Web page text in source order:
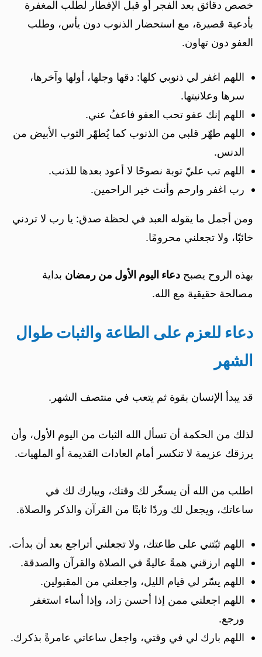
خصص دقائق بعد الفجر أو قبل الإفطار لطلب المغفرة
بأدعية قصيرة، مع استحضار الذنوب دون يأس، وطلب
العفو دون تهاون.
اللهم اغفر لي ذنوبي كلها: دقها وجلها، أولها وآخرها،
سرها وعلانيتها.
اللهم إنك عفو تحب العفو فاعفُ عني.
اللهم طهّر قلبي من الذنوب كما يُطهّر الثوب الأبيض من
الدنس.
اللهم تب عليّ توبة نصوحًا لا أعود بعدها للذنب.
رب اغفر وارحم وأنت خير الراحمين.
ومن أجمل ما يقوله العبد في لحظة صدق: يا رب لا تردني
خائبًا، ولا تجعلني محرومًا.
بهذه الروح يصبح دعاء اليوم الأول من رمضان بداية
مصالحة حقيقية مع الله.
دعاء للعزم على الطاعة والثبات طوال
الشهر
قد يبدأ الإنسان بقوة ثم يتعب في منتصف الشهر.
لذلك من الحكمة أن تسأل الله الثبات من اليوم الأول، وأن
يرزقك عزيمة لا تنكسر أمام العادات القديمة أو الملهيات.
اطلب من الله أن يسخّر لك وقتك، ويبارك لك في
ساعاتك، ويجعل لك وردًا ثابتًا من القرآن والذكر والصلاة.
اللهم ثبّتني على طاعتك، ولا تجعلني أتراجع بعد أن بدأت.
اللهم ارزقني همةً عاليةً في الصلاة والقرآن والصدقة.
اللهم يسّر لي قيام الليل، واجعلني من المقبولين.
اللهم اجعلني ممن إذا أحسن زاد، وإذا أساء استغفر
ورجع.
اللهم بارك لي في وقتي، واجعل ساعاتي عامرةً بذكرك.